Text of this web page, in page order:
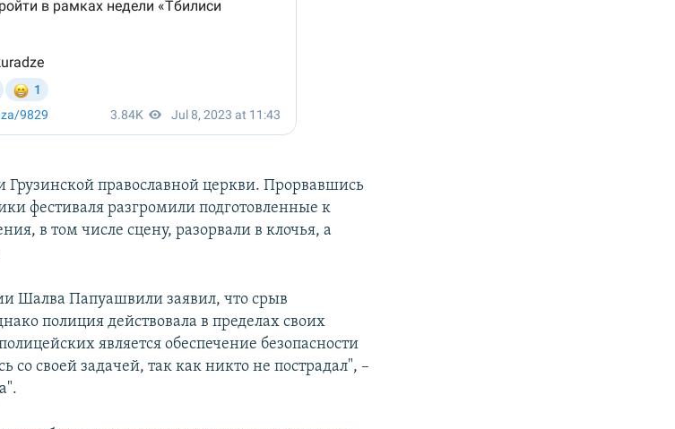
Грузинской православной церкви. Прорвавшись
фестиваля разгромили подготовленные к
в том числе сцену, разорвали в клочья, а
Шалва Папуашвили заявил, что срыв
полиция действовала в пределах своих
является обеспечение безопасности
своей задачей, так как никто не пострадал", –